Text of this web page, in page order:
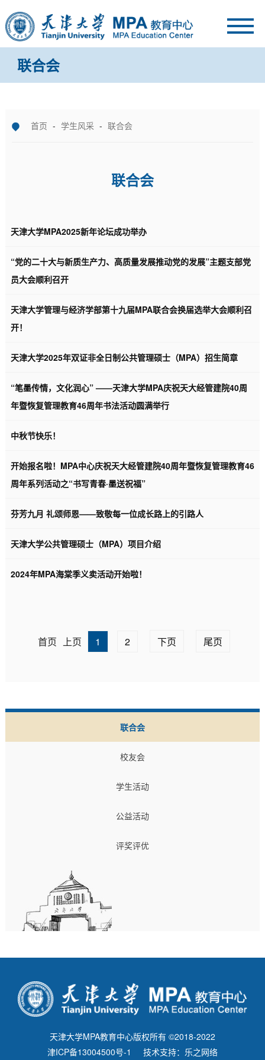
联合会
首页 - 学生风采 - 联合会
联合会
天津大学MPA2025新年论坛成功举办
“党的二十大与新质生产力、高质量发展推动党的发展”主题支部党
员大会顺利召开
天津大学管理与经济学部第十九届MPA联合会换届选举大会顺利召
开！
天津大学2025年双证非全日制公共管理硕士（MPA）招生简章
“笔墨传情，文化润心” ——天津大学MPA庆祝天大经管建院40周
年暨恢复管理教育46周年书法活动圆满举行
中秋节快乐！
开始报名啦！MPA中心庆祝天大经管建院40周年暨恢复管理教育46
周年系列活动之“书写青春·墨送祝福”
芬芳九月 礼颂师恩——致敬每一位成长路上的引路人
天津大学公共管理硕士（MPA）项目介绍
2024年MPA海棠季义卖活动开始啦！
首页 上页 1 2 下页 尾页
联合会
校友会
学生活动
公益活动
评奖评优
天津大学MPA教育中心版权所有 ©2018-2022
津ICP备13004500号-1
技术支持：乐之网络